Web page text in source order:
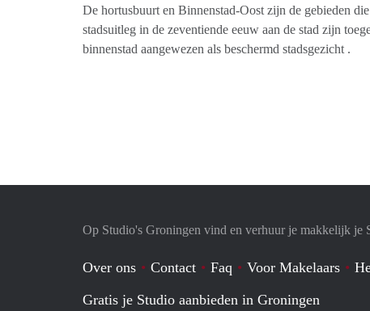
De hortusbuurt en Binnenstad-Oost zijn de gebieden
stadsuitleg in de zeventiende eeuw aan de stad zijn
binnenstad aangewezen als beschermd stadsgezicht .
Op Studio's Groningen vind en verhuur je makkelijk je
Over ons Contact Faq Voor Makelaars
Gratis je Studio aanbieden in Groningen